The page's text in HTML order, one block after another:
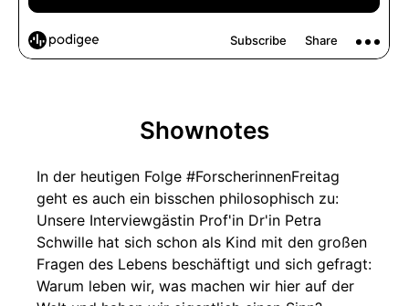
Shownotes
In der heutigen Folge #ForscherinnenFreitag
geht es auch ein bisschen philosophisch zu:
Unsere Interviewgästin Prof'in Dr'in Petra
Schwille hat sich schon als Kind mit den großen
Fragen des Lebens beschäftigt und sich gefragt:
Warum leben wir, was machen wir hier auf der